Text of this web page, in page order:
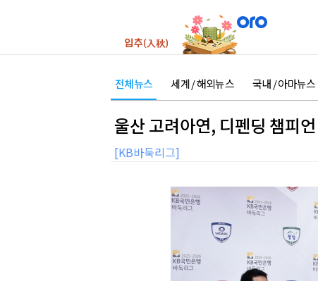
전체뉴스 세계 / 해외뉴스 국내 / 아마뉴스
울산 고려아연, 디펜딩 챔피
[KB바둑리그]